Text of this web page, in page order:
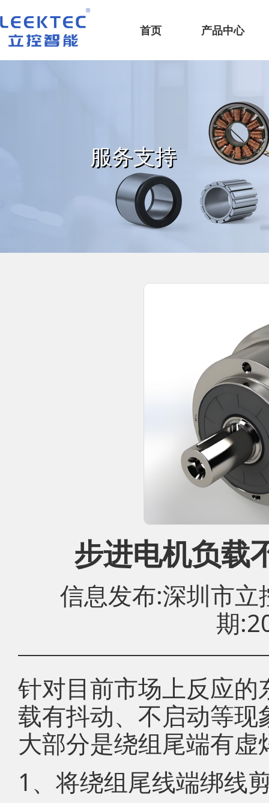
深圳市立控智能科技有限公司
首页
产品中心
服务支持
步进电机负载
信息发布:深圳市
期
针对目前市场上反应
载有抖动、不启动等
大部分是绕组尾端有虚
1、将绕组尾线端绑线